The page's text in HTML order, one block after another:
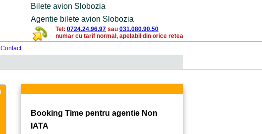
Bilete avion Slobozia
Agentie bilete avion Slobozia
Tel: 0724.24.96.97 sau 031.080.90.50
numar cu tarif normal, apelabil din orice retea
Contact
Booking Time pentru agentie Non
IATA